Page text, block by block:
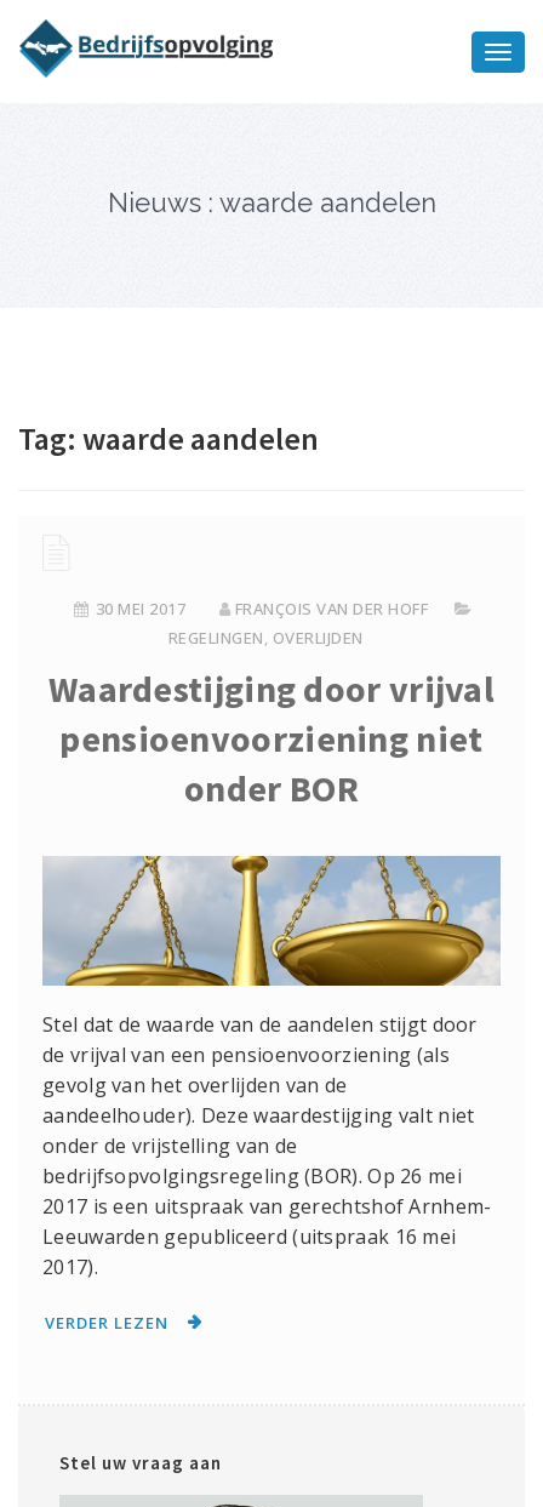
Nieuws : waarde aandelen
Tag: waarde aandelen
30 MEI 2017
FRANÇOIS VAN DER HOFF
REGELINGEN, OVERLIJDEN
Waardestijging door vrijval
pensioenvoorziening niet
onder BOR
Stel dat de waarde van de aandelen stijgt door
de vrijval van een pensioenvoorziening (als
gevolg van het overlijden van de
aandeelhouder). Deze waardestijging valt niet
onder de vrijstelling van de
bedrijfsopvolgingsregeling (BOR). Op 26 mei
2017 is een uitspraak van gerechtshof Arnhem-
Leeuwarden gepubliceerd (uitspraak 16 mei
2017).
VERDER LEZEN
Stel uw vraag aan
bedrijfsopvolging voor fiscaal
juridisch advies
Ik wil meer informatie